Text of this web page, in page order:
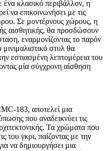
ένα κλασικό περιβάλλον, η
να επικοινωνήσει με τις
Σε μοντέρνους χώρους, η
αισθητικής, θα προσδώσουν
εναρμονίζοντας το παρόν
στυλ θα
εστιασμένη λεπτομέρεια του
μία σύγχρονη αίσθηση
183, αποτελεί μια
που αναδεικνύει τις
Τα χρώματα που
του γκρι, παίζοντας με την
να δημιουργήσει μια